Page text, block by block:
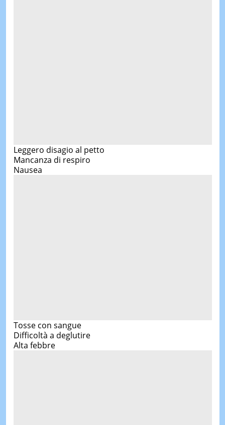
Leggero disagio al petto
Mancanza di respiro
Nausea
Tosse con sangue
Difficoltà a deglutire
Alta febbre